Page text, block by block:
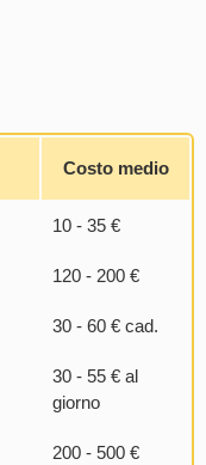
Costo medio
10 - 35 €
120 - 200 €
30 - 60 € cad.
30 - 55 € al
giorno
200 - 500 €